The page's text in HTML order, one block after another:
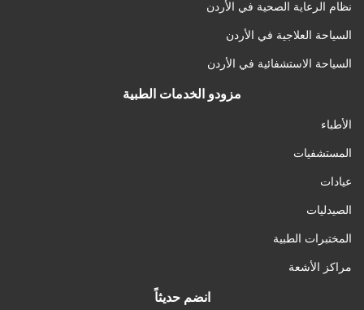
نظام الرعاية الصحية في الأردن
السياحة العلاجية في الأردن
السياحة الاستشفائية في الأردن
مزودو الخدمات الطبية
الأطباء
المستشفيات
عيادات
الصيدليات
المختبرات الطبية
مراكز الأشعة
انضم حديثاً